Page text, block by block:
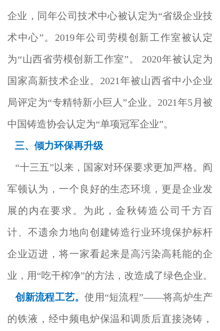
企业，同年公司技术中心被认定为“省级企业技
术中心”。2019年公司劳模创新工作室被认定
为“山西省劳模创新工作室”。 2020年被认定为
国家高新技术企业。2021年被山西省中小企业
局评定为“专精特新小巨人”企业。2021年5月被
中国铸造协会认定为“单项冠军企业”。
三、倾力环保再升级
“十三五”以来，国家对环保要求更加严格。阎
军顿认为，一个良好的生态环境，更是企业发
展的内在要求。为此，金秋铸造公司千方百
计、不遗余力地向创建铸造行业环境保护标杆
企业迈进，将一家看起来是高污染高耗能的企
业，用“吃干榨净”的方法，改造成了绿色企业。
创新流程工艺。使用“短流程”——将高炉生产
的铁液，经中频电炉保温和调质后直接浇铸，